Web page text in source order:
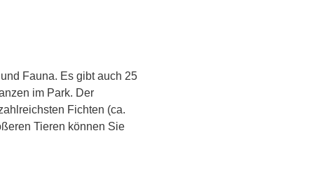
Fauna. Es gibt auch 25
im Park. Der
Fichten (ca.
Tieren können Sie